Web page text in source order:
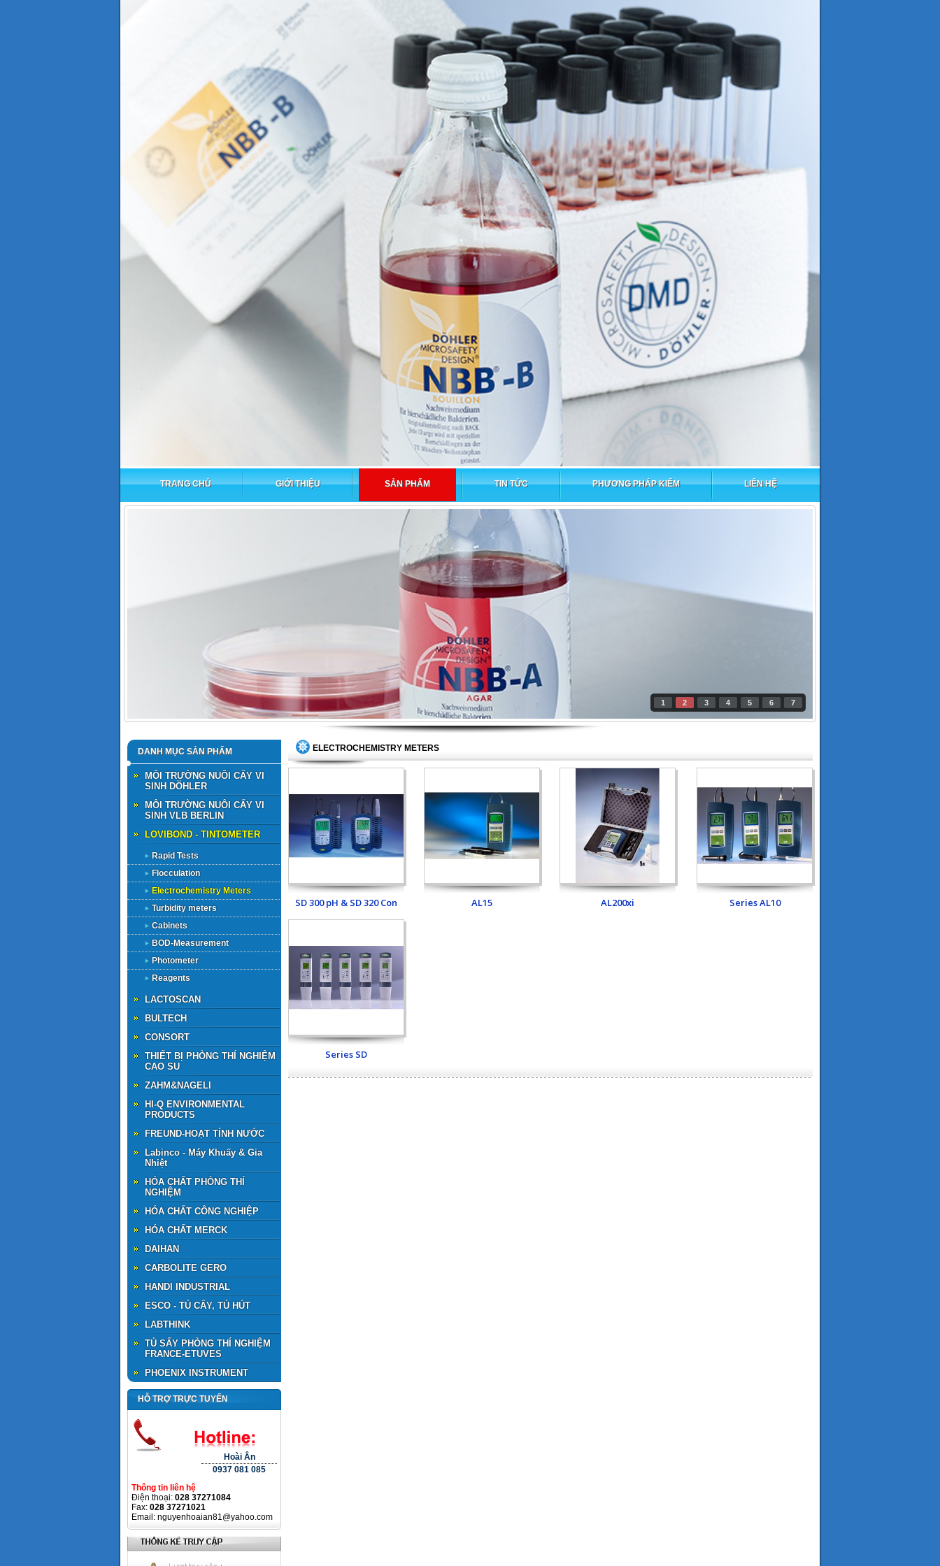
TRANG CHỦ GIỚI THIỆU SẢN PHẨM TIN TỨC PHƯƠNG PHÁP KIỂM LIÊN HỆ
1 2 3 4 5 6 7
DANH MỤC SẢN PHẨM
MÔI TRƯỜNG NUÔI CẤY VI
SINH DÖHLER
MÔI TRƯỜNG NUÔI CẤY VI
SINH VLB BERLIN
LOVIBOND - TINTOMETER
Rapid Tests
Flocculation
Electrochemistry Meters
Turbidity meters
Cabinets
BOD-Measurement
Photometer
Reagents
LACTOSCAN
BULTECH
CONSORT
THIẾT BỊ PHÒNG THÍ NGHIỆM
CAO SU
ZAHM&NAGELl
HI-Q ENVIRONMENTAL
PRODUCTS
FREUND-HOẠT TÍNH NƯỚC
Labinco - Máy Khuấy & Gia
Nhiệt
HÓA CHẤT PHÒNG THÍ
NGHIỆM
HÓA CHẤT CÔNG NGHIỆP
HÓA CHẤT MERCK
DAIHAN
CARBOLITE GERO
HANDI INDUSTRIAL
ESCO - TỦ CẤY, TỦ HÚT
LABTHINK
TỦ SẤY PHÒNG THÍ NGHIỆM
FRANCE-ETUVES
PHOENIX INSTRUMENT
HỖ TRỢ TRỰC TUYẾN
Hoài Ân
0937 081 085
Thông tin liên hệ
Điện thoại: 028 37271084
Fax: 028 37271021
Email: nguyenhoaian81@yahoo.com
ELECTROCHEMISTRY METERS
SD 300 pH & SD 320 Con AL15 AL200xi Series AL10
Series SD